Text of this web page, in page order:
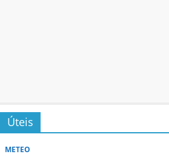
Úteis
METEO